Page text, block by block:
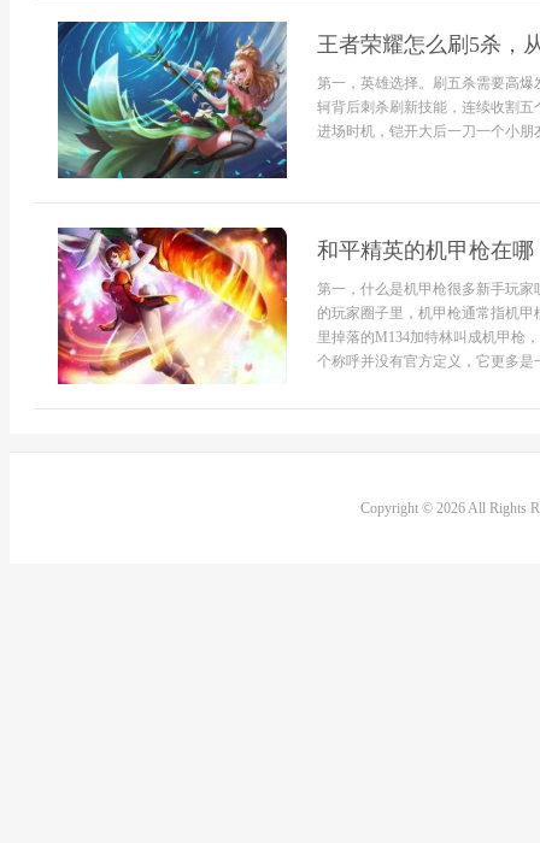
王者荣耀怎么刷5杀，
第一，英雄选择。刷五杀需要高
轲背后刺杀刷新技能，连续收割
进场时机，铠开大后一刀一个小
和平精英的机甲枪在
第一，什么是机甲枪很多新手玩
的玩家圈子里，机甲枪通常指机
里掉落的M134加特林叫成机甲枪
个称呼并没有官方定义，它更多
Copyright © 2026 All Rights